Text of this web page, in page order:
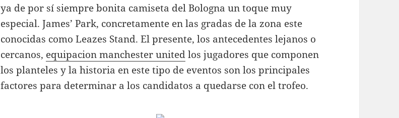
ya de por sí siempre bonita camiseta del Bologna un toque muy
especial. James’ Park, concretamente en las gradas de la zona este
conocidas como Leazes Stand. El presente, los antecedentes lejanos o
cercanos, equipacion manchester unitedlos jugadores que componen
los planteles y la historia en este tipo de eventos son los principales
factores para determinar a los candidatos a quedarse con el trofeo.